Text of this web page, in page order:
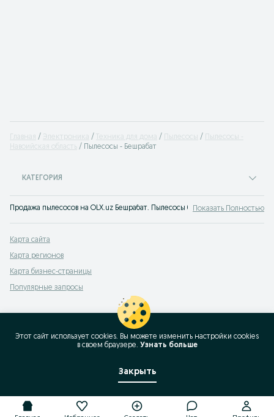
Главная Электроника Техника для дома Пылесосы
Пылесосы -
Навоийская область
Пылесосы - Бешрабат
КАТЕГОРИЯ
Продажа пылесосов на OLX.uz Бешрабат. Пылесосы бу и новые в широком
Показать Полностью
Карта сайта
Карта регионов
Карта бизнес-страницы
Популярные запросы
Этот сайт использует cookies. Вы можете изменить настройки cookies
в своeм браузере. Узнать больше
Закрыть